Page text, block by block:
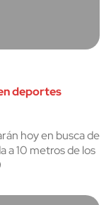
deportes
hoy en busca de
a 10 metros de los